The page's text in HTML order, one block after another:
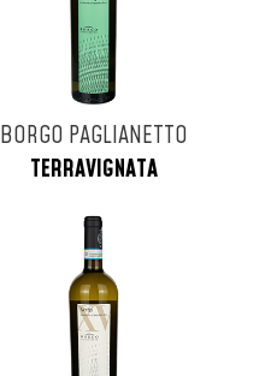
BORGO PAGLIANETTO
TERRAVIGNATA